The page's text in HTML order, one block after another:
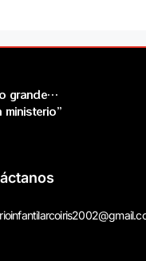
grande…